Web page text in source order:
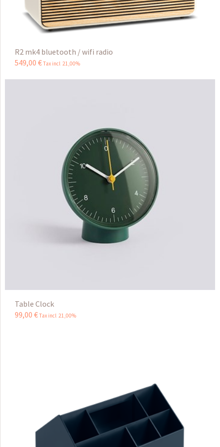
R2 mk4 bluetooth / wifi radio
549,00 € Tax incl 21,00%
Table Clock
99,00 € Tax incl 21,00%